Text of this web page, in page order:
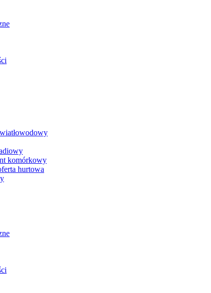
komórkowy
hurtowa